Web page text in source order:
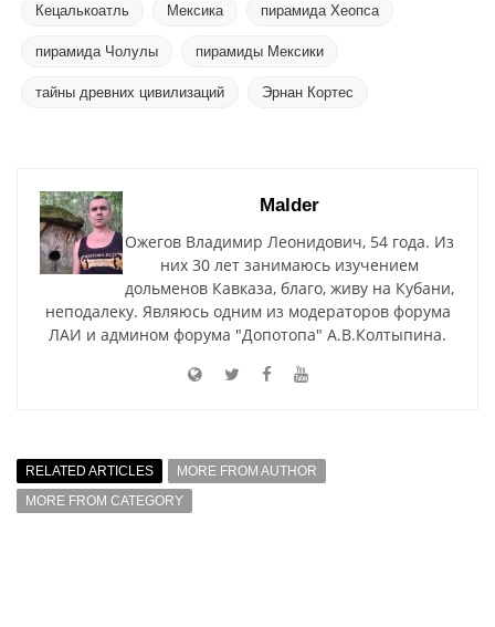
Кецалькоатль Мексика пирамида Хеопса
пирамида Чолулы пирамиды Мексики
тайны древних цивилизаций Эрнан Кортес
Malder
Ожегов Владимир Леонидович, 54 года. Из
них 30 лет занимаюсь изучением
дольменов Кавказа, благо, живу на Кубани,
неподалеку. Являюсь одним из модераторов форума
ЛАИ и админом форума "Допотопа" А.В.Колтыпина.
RELATED ARTICLES
MORE FROM AUTHOR
MORE FROM CATEGORY